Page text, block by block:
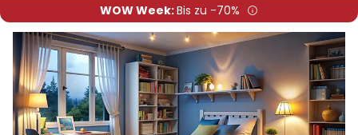
WOW Week:Bis zu -70%